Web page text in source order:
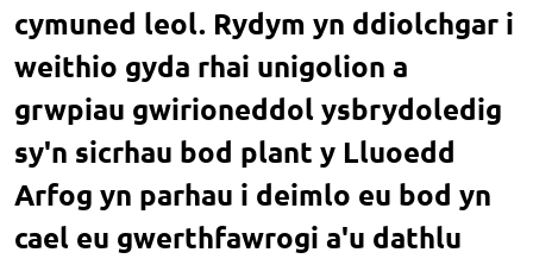
cymuned leol. Rydym yn ddiolchgar i
weithio gyda rhai unigolion a
grwpiau gwirioneddol ysbrydoledig
sy'n sicrhau bod plant y Lluoedd
Arfog yn parhau i deimlo eu bod yn
cael eu gwerthfawrogi a'u dathlu